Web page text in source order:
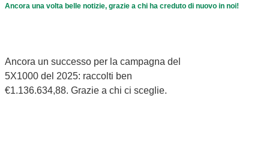
Ancora una volta belle notizie, grazie a chi ha creduto di nuovo in noi!
Ancora un successo per la campagna del
5X1000 del 2025: raccolti ben
€1.136.634,88. Grazie a chi ci sceglie.